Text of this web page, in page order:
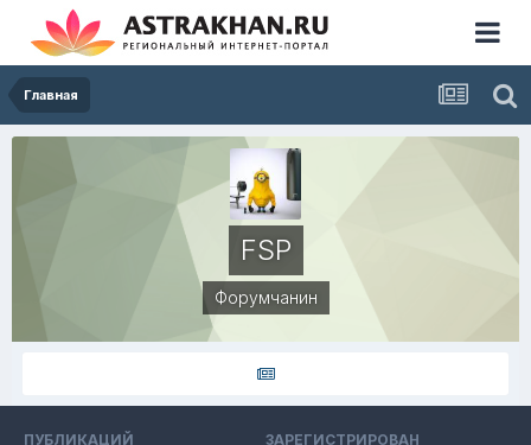
Главная
FSP
Форумчанин
ПУБЛИКАЦИЙ ЗАРЕГИСТРИРОВАН